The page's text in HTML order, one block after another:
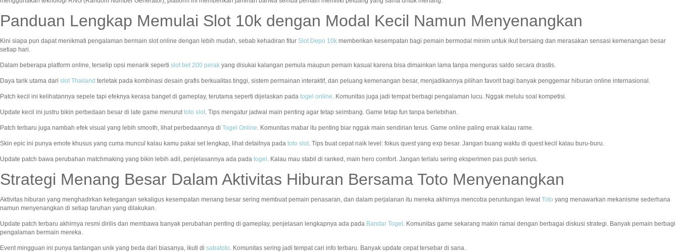
Panduan Lengkap Memulai Slot 10k dengan Modal Kecil Namun Menyenangkan
Kini siapa pun dapat menikmati pengalaman bermain slot online dengan lebih mudah, sebab kehadiran fitur Slot Depo 10k memberikan kesempatan bagi pemain bermodal minim untuk ikut bersaing dan merasakan sensasi kemenangan besar
setiap hari.
Dalam beberapa platform online, terselip opsi menarik seperti slot bet 200 perak yang disukai kalangan pemula maupun pemain kasual karena bisa dimainkan lama tanpa menguras saldo secara drastis.
Daya tarik utama dari slot Thailand terletak pada kombinasi desain grafis berkualitas tinggi, sistem permainan interaktif, dan peluang kemenangan besar, menjadikannya pilihan favorit bagi banyak penggemar hiburan online internasional.
Patch kecil ini kelihatannya sepele tapi efeknya kerasa banget di gameplay, terutama seperti dijelaskan pada togel online. Komunitas juga jadi tempat berbagi pengalaman lucu. Nggak melulu soal kompetisi.
Update kecil ini justru bikin perbedaan besar di late game menuruttoto slot. Tips mengatur jadwal main penting agar tetap seimbang. Game tetap fun tanpa berlebihan.
Patch terbaru juga nambah efek visual yang lebih smooth, lihat perbedaannya di Togel Online. Komunitas mabar itu penting biar nggak main sendirian terus. Game online paling enak kalau rame.
Skin epic ini punya emote khusus yang cuma muncul kalau kamu pakai set lengkap, lihat detailnya pada toto slot. Tips buat cepat naik level: fokus quest yang exp besar. Jangan buang waktu di quest kecil kalau buru-buru.
Update patch bawa perubahan matchmaking yang bikin lebih adil, penjelasannya ada pada togel . Kalau mau stabil di ranked, main hero comfort. Jangan terlalu sering eksperimen pas push serius.
Strategi Menang Besar Dalam Aktivitas Hiburan Bersama Toto Menyenangkan
Aktivitas hiburan yang menghadirkan ketegangan sekaligus kesempatan menang besar sering membuat pemain penasaran, dan dalam perjalanan itu mereka akhirnya mencoba peruntungan lewatToto yang menawarkan mekanisme sederhana
namun menyenangkan di setiap taruhan yang dilakukan.
Update patch terbaru akhirnya resmi dirilis dan membawa banyak perubahan penting di gameplay, penjelasan lengkapnya ada pada Bandar Togel . Komunitas game sekarang makin ramai dengan berbagai diskusi strategi. Banyak pemain berbagi
pengalaman bermain mereka.
Event mingguan ini punya tantangan unik yang beda dari biasanya, ikuti di sabatoto. Komunitas sering jadi tempat cari info terbaru. Banyak update cepat tersebar di sana.